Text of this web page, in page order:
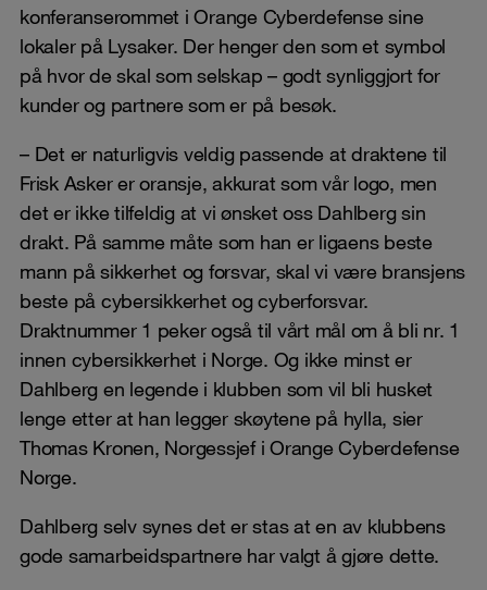
konferanserommet i Orange Cyberdefense sine
lokaler på Lysaker. Der henger den som et symbol
på hvor de skal som selskap – godt synliggjort for
kunder og partnere som er på besøk.
– Det er naturligvis veldig passende at draktene til
Frisk Asker er oransje, akkurat som vår logo, men
det er ikke tilfeldig at vi ønsket oss Dahlberg sin
drakt. På samme måte som han er ligaens beste
mann på sikkerhet og forsvar, skal vi være bransjens
beste på cybersikkerhet og cyberforsvar.
Draktnummer 1 peker også til vårt mål om å bli nr. 1
innen cybersikkerhet i Norge. Og ikke minst er
Dahlberg en legende i klubben som vil bli husket
lenge etter at han legger skøytene på hylla, sier
Thomas Kronen, Norgessjef i Orange Cyberdefense
Norge.
Dahlberg selv synes det er stas at en av klubbens
gode samarbeidspartnere har valgt å gjøre dette.